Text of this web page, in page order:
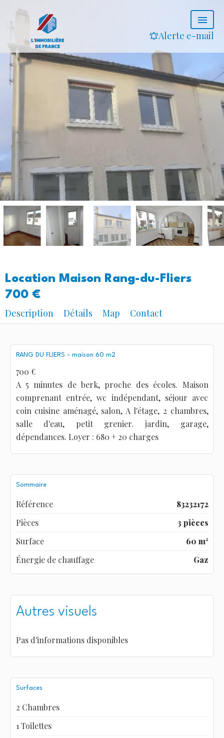
Alerte e-mail
Location Maison Rang-du-Fliers
700 €
Description
Détails Map Contact
RANG DU FLIERS - maison 60 m2
700 €
A 5 minutes de berk, proche des écoles. Maison
comprenant entrée, wc indépendant, séjour avec
coin cuisine aménagé, salon, A l'étage, 2 chambres,
salle d'eau, petit grenier. jardin, garage,
dépendances. Loyer : 680 + 20 charges
Sommaire
Référence
83232172
Pièces
3 pièces
Surface
60 m²
Énergie de chauffage
Gaz
Autres visuels
Pas d'informations disponibles
Surfaces
2 Chambres
1 Toilettes